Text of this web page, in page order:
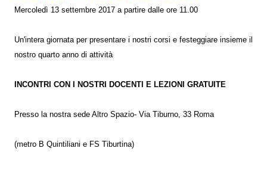
Mercoledì 13 settembre 2017 a partire dalle ore 11.00
Un'intera giornata per presentare i nostri corsi e festeggiare insieme il
nostro quarto anno di attività
INCONTRI CON I NOSTRI DOCENTI E LEZIONI GRATUITE
Presso la nostra sede Altro Spazio- Via Tiburno, 33 Roma
(metro B Quintiliani e FS Tiburtina)